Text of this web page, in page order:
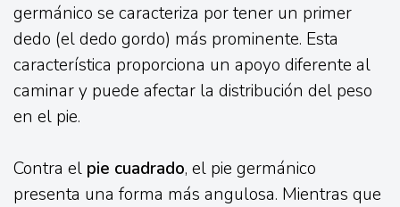
germánico se caracteriza por tener un primer
dedo (el dedo gordo) más prominente. Esta
característica proporciona un apoyo diferente al
caminar y puede afectar la distribución del peso
en el pie.
Contra el pie cuadrado, el pie germánico
presenta una forma más angulosa. Mientras que